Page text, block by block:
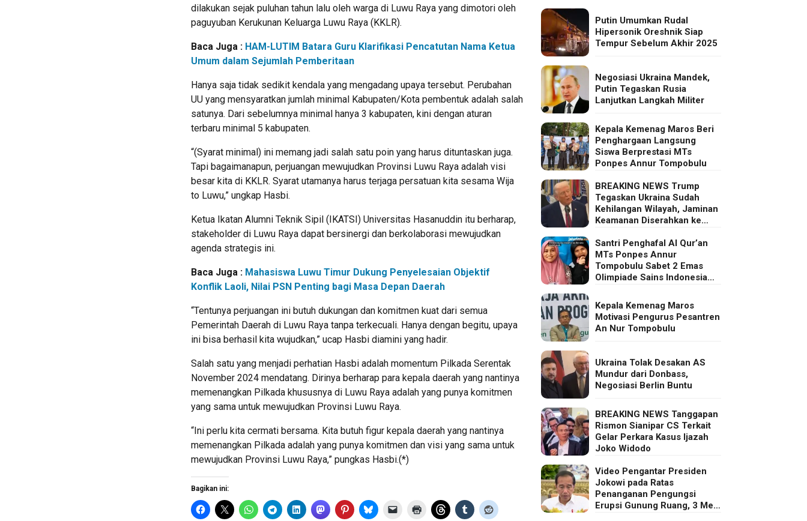
dilakukan sejak puluhan tahun lalu oleh warga di Luwu Raya yang dimotori oleh
paguyuban Kerukunan Keluarga Luwu Raya (KKLR).
Baca Juga : HAM-LUTIM Batara Guru Klarifikasi Pencatutan Nama Ketua
Umum dalam Sejumlah Pemberitaan
Hanya saja tidak sedikit kendala yang mengadang upaya tersebut. Perubahan
UU yang mensyaratkan jumlah minimal Kabupaten/Kota pembentuk adalah salah
satunya. Dari sebelumnya minimal hanya 3 kabupaten, kini dengan aturan
terbaru minimal 5 kabupaten.
“(Syarat minimal) ini memang jadi salah satu poin yang harus dituntaskan juga.
Tapi bagaimanapun, perjuangan mewujudkan Provinsi Luwu Raya adalah visi
besar kita di KKLR. Syarat utamanya harus terjaga persatuan kita sesama Wija
to Luwu,” ungkap Hasbi.
Ketua Ikatan Alumni Teknik Sipil (IKATSI) Universitas Hasanuddin itu berharap,
stakeholder di Luwu Raya dapat bersinergi dan berkolaborasi mewujudkan
agenda strategis ini.
Baca Juga : Mahasiswa Luwu Timur Dukung Penyelesaian Objektif
Konflik Laoli, Nilai PSN Penting bagi Masa Depan Daerah
“Tentunya perjuangan ini butuh dukungan dan komitmen kuat dari semua
Pemerintah Daerah di Luwu Raya tanpa terkecuali. Hanya dengan begitu, upaya
ini bisa berhasil kita wujudkan,” ucap Hasbi diamini yang hadir.
Salah satu yang menjadi perhatian Hasbi adalah momentum Pilkada Serentak
November 2024 mendatang. Dirinya berharap para kepala daerah yang nantinya
memenangkan Pilkada khususnya di Luwu Raya adalah yang punya komitmen
yang sama untuk mewujudkan Provinsi Luwu Raya.
“Ini perlu kita cermati bersama. Kita butuh figur kepala daerah yang nantinya
memenangkan Pilkada adalah yang punya komitmen dan visi yang sama untuk
mewujudkan Provinsi Luwu Raya,” pungkas Hasbi.(*)
Bagikan ini:
Putin Umumkan Rudal
Hipersonik Oreshnik Siap
Tempur Sebelum Akhir 2025
Negosiasi Ukraina Mandek,
Putin Tegaskan Rusia
Lanjutkan Langkah Militer
Kepala Kemenag Maros Beri
Penghargaan Langsung
Siswa Berprestasi MTs
Ponpes Annur Tompobulu
BREAKING NEWS Trump
Tegaskan Ukraina Sudah
Kehilangan Wilayah, Jaminan
Keamanan Diserahkan ke
Santri Penghafal Al Qur’an
MTs Ponpes Annur
Tompobulu Sabet 2 Emas
Olimpiade Sains Indonesia
Kepala Kemenag Maros
Motivasi Pengurus Pesantren
An Nur Tompobulu
Ukraina Tolak Desakan AS
Mundur dari Donbass,
Negosiasi Berlin Buntu
BREAKING NEWS Tanggapan
Rismon Sianipar CS Terkait
Gelar Perkara Kasus Ijazah
Joko Widodo
Video Pengantar Presiden
Jokowi pada Ratas
Penanganan Pengungsi
Erupsi Gunung Ruang, 3 Mei